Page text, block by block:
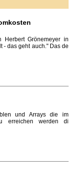
Grönemeyer in
- das geht auch." Das de
und Arrays die im
erreichen werden di